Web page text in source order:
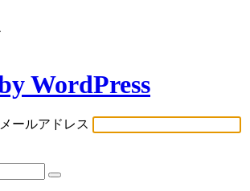
WordPress
ールアドレス